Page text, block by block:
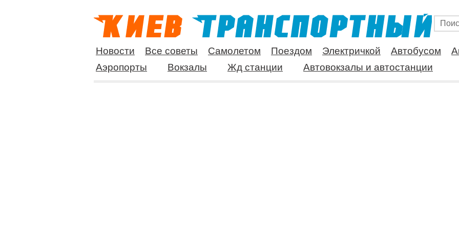
Новости Все советы Самолетом Поездом Электричкой Автобусом
Аэропорты
Вокзалы Жд станции Автовокзалы и автостанции